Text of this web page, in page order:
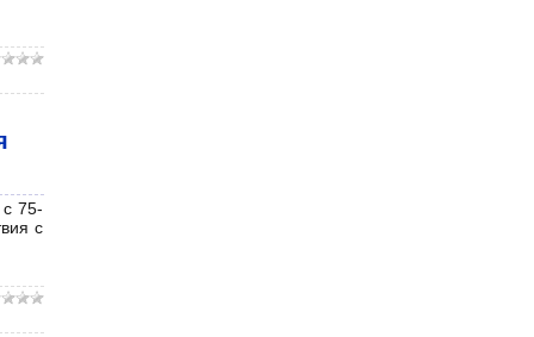
75-
с